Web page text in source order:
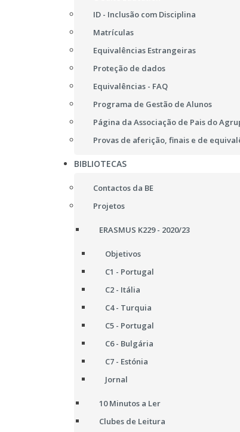
ID - Inclusão com Disciplina
Matrículas
Equivalências Estrangeiras
Proteção de dados
Equivalências - FAQ
Programa de Gestão de Alunos
Página da Associação de Pais do
Provas de aferição, finais e de
BIBLIOTECAS
Contactos da BE
Projetos
ERASMUS K229 - 2020/23
Objetivos
C1 - Portugal
C2 - Itália
C4 - Turquia
C5 - Portugal
C6 - Bulgária
C7 - Estónia
Jornal
10 Minutos a Ler
Clubes de Leitura